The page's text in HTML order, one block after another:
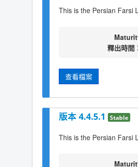
This is the Persian Farsi
釋出時間
查看檔案
版本 4.4.5.1 Stable
This is the Persian Farsi